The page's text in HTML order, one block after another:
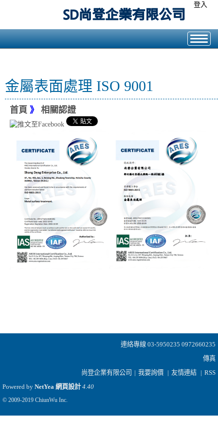
登入
金屬表面處理 ISO 9001
首頁 》 相關認證
連絡專線 03-5950235 0972660235
傳真
尚登企業有限公司 | 我要詢價 | 友情連結 | RSS
Powered by NetYea 網頁設計 4.40
© 2009-2019 ChiunWu Inc.